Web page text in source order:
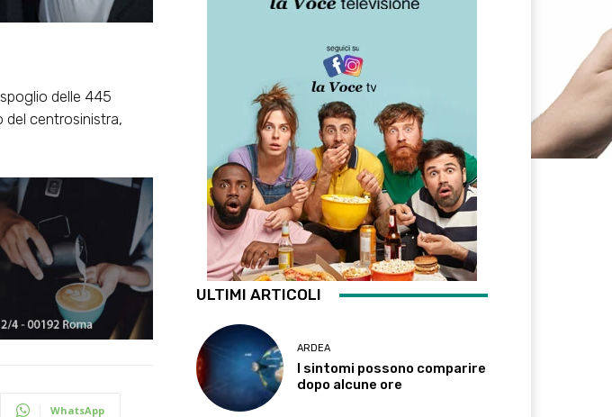
delle 445
del centrosinistra,
WhatsApp
ULTIMI ARTICOLI
ARDEA
I sintomi possono comparire
dopo alcune ore